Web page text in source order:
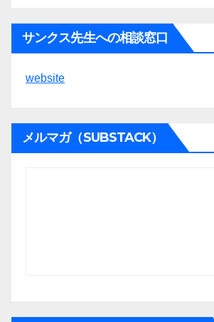
サンクス先生への相談窓口
website
メルマガ（SUBSTACK）